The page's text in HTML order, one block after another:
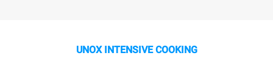
UNOX INTENSIVE COOKING